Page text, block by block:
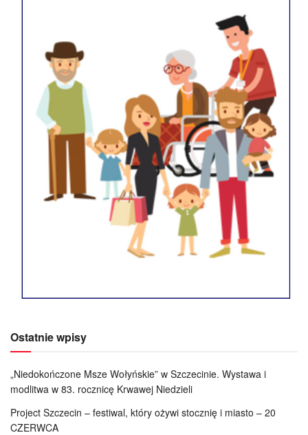
Ostatnie wpisy
„Niedokończone Msze Wołyńskie” w Szczecinie. Wystawa i
modlitwa w 83. rocznicę Krwawej Niedzieli
Project Szczecin – festiwal, który ożywi stocznię i miasto – 20
CZERWCA